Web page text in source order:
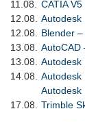
11.08.
CATIA
12.08.
Autodesk
12.08.
Blender
13.08.
AutoCAD
13.08.
Autodesk
14.08.
Autodesk
Autodesk
17.08.
Trimble